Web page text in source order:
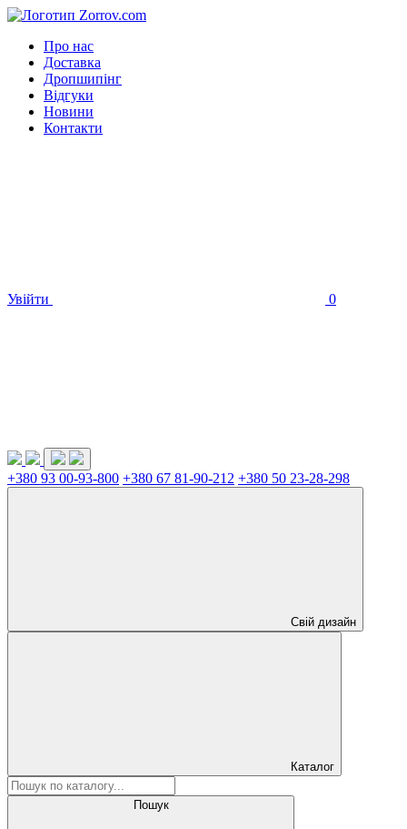
Про нас
Доставка
Дропшипінг
Відгуки
Новини
Контакти
Увійти 0
+380 93 00-93-800 +380 67 81-90-212 +380 50 23-28-298
Свій дизайн
Каталог
Пошук